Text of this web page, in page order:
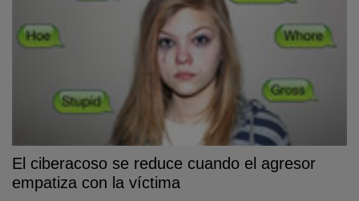
El ciberacoso se reduce cuando el agresor
empatiza con la víctima